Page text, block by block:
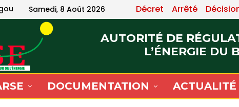
Samedi, 8 Août 2026 Décret Arrêté
AUTORITÉ DE
L’ÉNERGIE DU
DOCUMENTATION ACTUALITÉ